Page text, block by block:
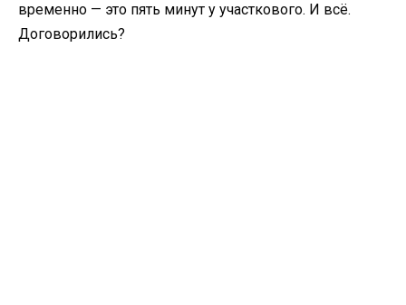
временно — это пять минут у участкового. И всё.
Договорились?